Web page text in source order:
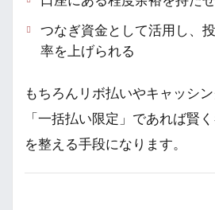
つなぎ資金として活用し、
率を上げられる
もちろんリボ払いやキャッシン
「一括払い限定」であれば賢
を整える手段になります。